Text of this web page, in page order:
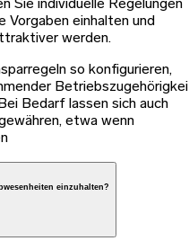
Sie individuelle Regelungen
Vorgaben einhalten und
werden.
so konfigurieren,
Bedarf lassen sich auch
etwa wenn
einzuhalten?